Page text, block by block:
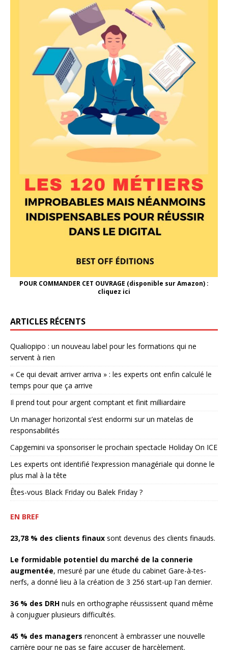
POUR COMMANDER CET OUVRAGE (disponible sur Amazon) :
cliquez ici
ARTICLES RÉCENTS
Qualiopipo : un nouveau label pour les formations qui ne
servent à rien
« Ce qui devait arriver arriva » : les experts ont enfin calculé le
temps pour que ça arrive
Il prend tout pour argent comptant et finit milliardaire
Un manager horizontal s’est endormi sur un matelas de
responsabilités
Capgemini va sponsoriser le prochain spectacle Holiday On ICE
Les experts ont identifié l’expression managériale qui donne le
plus mal à la tête
Êtes-vous Black Friday ou Balek Friday ?
EN BREF
23,78 % des clients finaux sont devenus des clients finauds.
Le formidable potentiel du marché de la connerie
augmentée, mesuré par une étude du cabinet Gare-à-tes-
nerfs, a donné lieu à la création de 3 256 start-up l'an dernier.
36 % des DRH nuls en orthographe réussissent quand même
à conjuguer plusieurs difficultés.
45 % des managers renoncent à embrasser une nouvelle
carrière pour ne pas se faire accuser de harcèlement.